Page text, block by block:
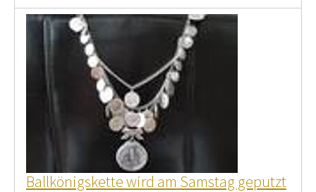
Ballkönigskette wird am Samstag geputzt